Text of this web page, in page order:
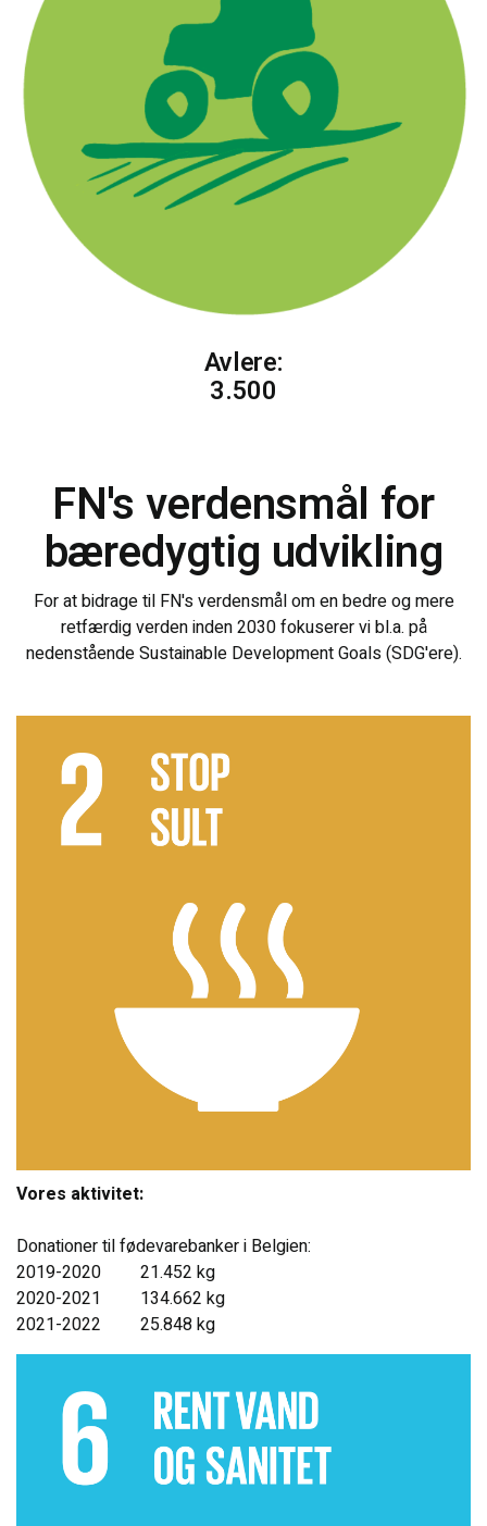
Avlere:
3.500
FN's verdensmål for
bæredygtig udvikling
For at bidrage til FN's verdensmål om en bedre og mere
retfærdig verden inden 2030 fokuserer vi bl.a. på
nedenstående Sustainable Development Goals (SDG'ere).
Vores aktivitet:
Donationer til fødevarebanker i Belgien:
2019-2020 21.452 kg
2020-2021 134.662 kg
2021-2022 25.848 kg